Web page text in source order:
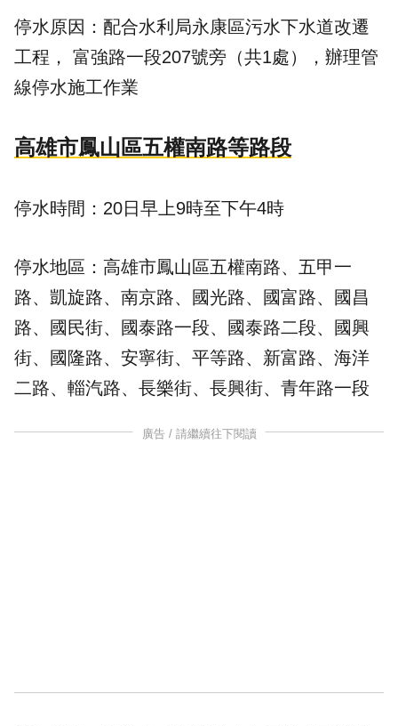
停水原因：配合水利局永康區污水下水道改遷
工程， 富強路一段207號旁（共1處），辦理管
線停水施工作業
高雄市鳳山區五權南路等路段
停水時間：20日早上9時至下午4時
停水地區：高雄市鳳山區五權南路、五甲一
路、凱旋路、南京路、國光路、國富路、國昌
路、國民街、國泰路一段、國泰路二段、國興
街、國隆路、安寧街、平等路、新富路、海洋
二路、輜汽路、長樂街、長興街、青年路一段
廣告 / 請繼續往下閱讀